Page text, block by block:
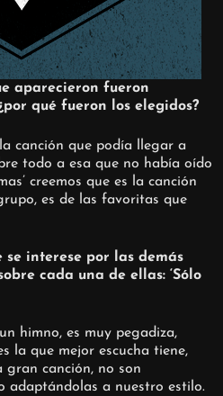
aparecieron fueron
¿por qué fueron los elegidos?
canción que podía llegar a
todo a esa que no había oído
creemos que es la canción
es de las favoritas que
interese por las demás
cada una de ellas: ‘Sólo
himno, es muy pegadiza,
la que mejor escucha tiene,
gran canción, no son
adaptándolas a nuestro estilo.